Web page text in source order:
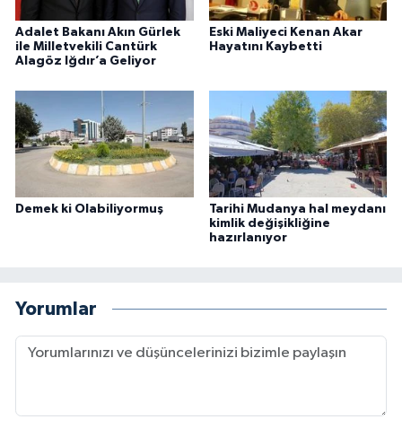
Adalet Bakanı Akın Gürlek
ile Milletvekili Cantürk
Alagöz Iğdır’a Geliyor
Eski Maliyeci Kenan Akar
Hayatını Kaybetti
Demek ki Olabiliyormuş
Tarihi Mudanya hal meydanı
kimlik değişikliğine
hazırlanıyor
Yorumlar